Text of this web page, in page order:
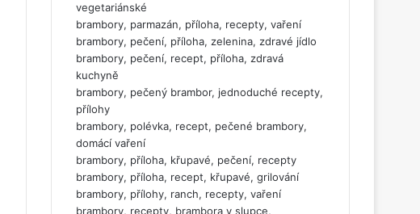
vegetariánské
brambory, parmazán, příloha, recepty, vaření
brambory, pečení, příloha, zelenina, zdravé jídlo
brambory, pečení, recept, příloha, zdravá
kuchyně
brambory, pečený brambor, jednoduché recepty,
přílohy
brambory, polévka, recept, pečené brambory,
domácí vaření
brambory, příloha, křupavé, pečení, recepty
brambory, příloha, recept, křupavé, grilování
brambory, přílohy, ranch, recepty, vaření
brambory, recepty, brambora v slupce,